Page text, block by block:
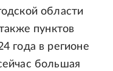
области
пунктов
года в регионе
большая